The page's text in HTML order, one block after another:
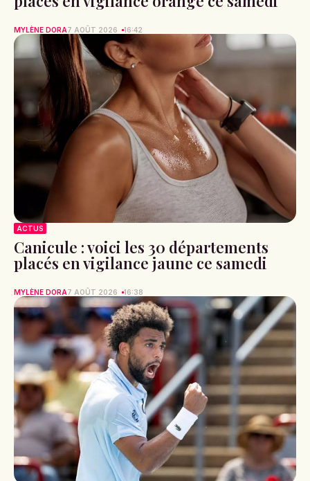
MYLÈNE DORA7 AOÛT 2026 16:42
ACTUS
Canicule : voici les 30 départements
placés en vigilance jaune ce samedi
MYLÈNE DORA7 AOÛT 2026 16:38